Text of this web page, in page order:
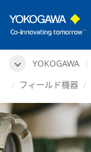
YOKOGAWA
フィールド機器